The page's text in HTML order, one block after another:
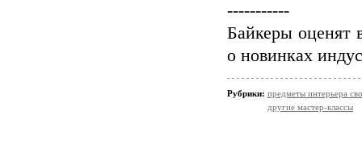
-----------
Байкеры оценят
о новинках
Рубрики: предметы интерьера
другие мастер-классы